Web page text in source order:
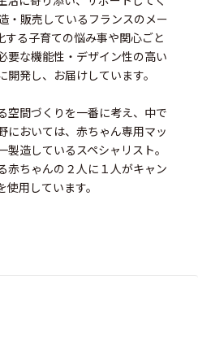
・販売しているフランスのメー
する子育ての悩み事や関心ごと
要な機能性・デザイン性の高い
発し、お届けしています。
空間づくりを一番に考え、中で
においては、赤ちゃん専用マッ
造しているスペシャリスト。
赤ちゃんの２人に１人がキャン
用しています。